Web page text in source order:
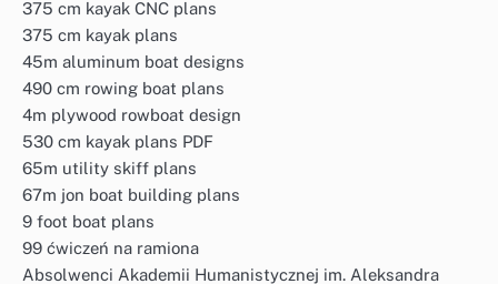
375 cm kayak CNC plans
375 cm kayak plans
45m aluminum boat designs
490 cm rowing boat plans
4m plywood rowboat design
530 cm kayak plans PDF
65m utility skiff plans
67m jon boat building plans
9 foot boat plans
99 ćwiczeń na ramiona
Absolwenci Akademii Humanistycznej im. Aleksandra